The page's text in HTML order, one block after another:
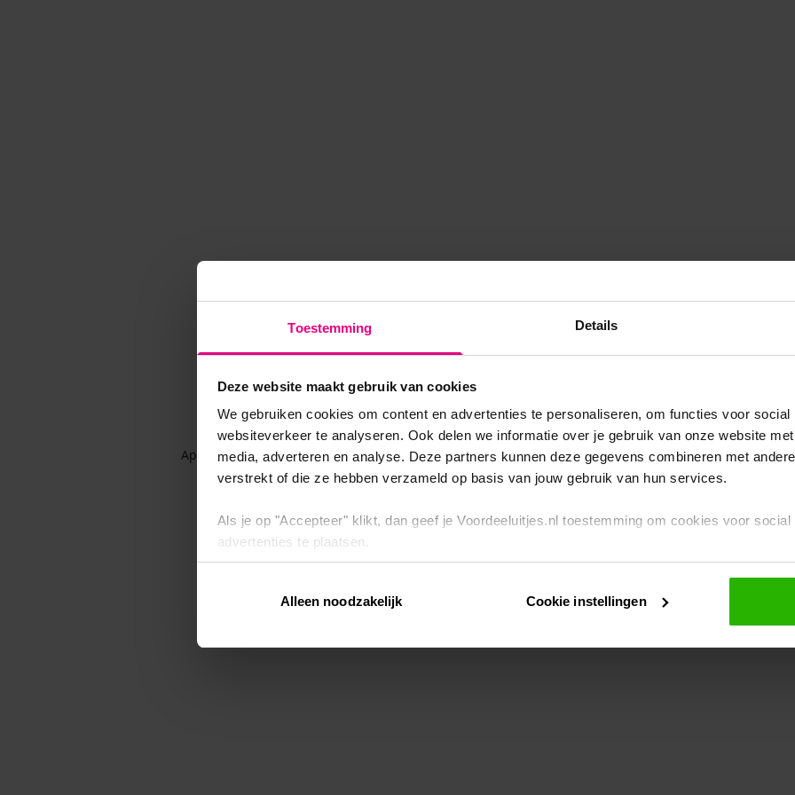
Toestemming Details
Deze website maakt gebruik van cookies
We gebruiken cookies om content en advertenties te personaliseren, om functies voor
websiteverkeer te analyseren. Ook delen we informatie over je gebruik van onze website
media, adverteren en analyse. Deze partners kunnen deze gegevens combineren met
verstrekt of die ze hebben verzameld op basis van jouw gebruik van hun services.
Als je op "Accepteer" klikt, dan geef je Voordeeluitjes.nl toestemming om cookies voor
advertenties te plaatsen.
Via "Cookie instellingen" kun je ook zelf instellen welke cookies worden geplaatst. Je kunt je
intrekken op onscookiebeleid.
Alleen noodzakelijk Cookie instellingen
Application error: a client-side exception has occurred while loadingwww.voordeeluitjes.nl (see the